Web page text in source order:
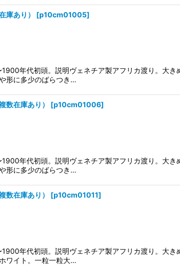
庫あり） [p10cm01005]
年代初頭。説明ヴェネチア製アフリカ渡り。大
形に多少のばらつき…
数在庫あり） [p10cm01006]
年代初頭。説明ヴェネチア製アフリカ渡り。大
形に多少のばらつき…
数在庫あり） [p10cm01011]
年代初頭。説明ヴェネチア製アフリカ渡り。大
ワイト。一粒一粒大…